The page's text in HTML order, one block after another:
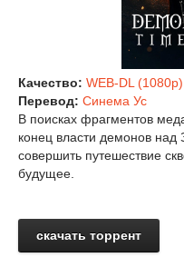
Качество: WEB-DL (1080p)
Перевод: Синема Ус
В поисках фрагментов
конец власти демонов
совершить путешествие
будущее.
скачать торрент